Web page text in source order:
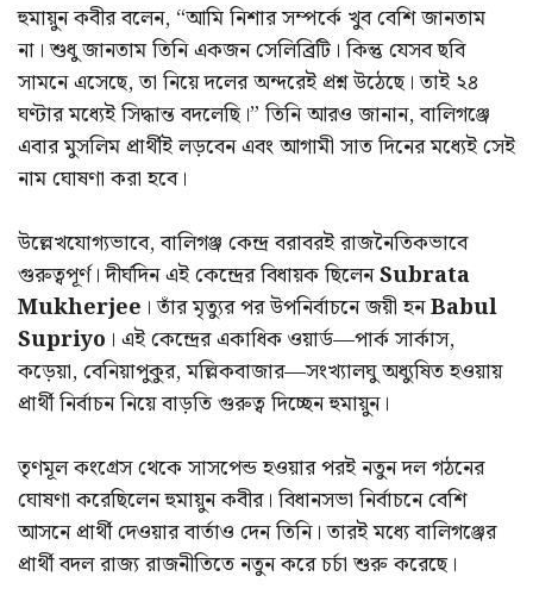
হুমায়ুন কবীর বলেন, “আমি নিশার সম্পর্কে খুব বেশি জানতাম
না। শুধু জানতাম তিনি একজন সেলিব্রিটি। কিন্তু যেসব ছবি
সামনে এসেছে, তা নিয়ে দলের অন্দরেই প্রশ্ন উঠেছে। তাই ২৪
ঘণ্টার মধ্যেই সিদ্ধান্ত বদলেছি।” তিনি আরও জানান, বালিগঞ্জে
এবার মুসলিম প্রার্থীই লড়বেন এবং আগামী সাত দিনের মধ্যেই সেই
নাম ঘোষণা করা হবে।
উল্লেখযোগ্যভাবে, বালিগঞ্জ কেন্দ্র বরাবরই রাজনৈতিকভাবে
গুরুত্বপূর্ণ। দীর্ঘদিন এই কেন্দ্রের বিধায়ক ছিলেনSubrata
Mukherjee । তাঁর মৃত্যুর পর উপনির্বাচনে জয়ী হনBabul
Supriyo । এই কেন্দ্রের একাধিক ওয়ার্ড—পার্ক সার্কাস,
কড়েয়া, বেনিয়াপুকুর, মল্লিকবাজার—সংখ্যালঘু অধ্যুষিত হওয়ায়
প্রার্থী নির্বাচন নিয়ে বাড়তি গুরুত্ব দিচ্ছেন হুমায়ুন।
তৃণমূল কংগ্রেস থেকে সাসপেন্ড হওয়ার পরই নতুন দল গঠনের
ঘোষণা করেছিলেন হুমায়ুন কবীর। বিধানসভা নির্বাচনে বেশি
আসনে প্রার্থী দেওয়ার বার্তাও দেন তিনি। তারই মধ্যে বালিগঞ্জের
প্রার্থী বদল রাজ্য রাজনীতিতে নতুন করে চর্চা শুরু করেছে।